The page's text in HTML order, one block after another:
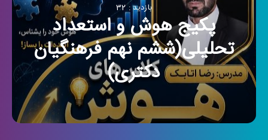
بازدید : 32
پکیج هوش و استعداد
تحلیلی(ششم نهم فرهنگیان
دکتری)